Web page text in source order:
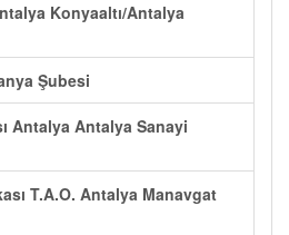
Konyaaltı/Antalya
Şubesi
Antalya Antalya Sanayi
T.A.O. Antalya Manavgat